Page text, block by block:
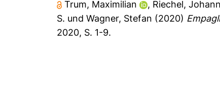
Trum, Maximilian , Riechel,
S. undWagner, Stefan (2020)
2020, S. 1-9.